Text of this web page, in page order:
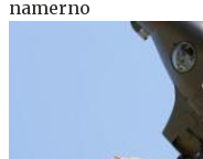
namerno